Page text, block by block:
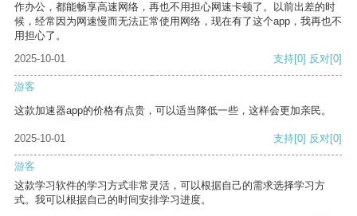
作办公，都能畅享高速网络，再也不用担心网速卡顿了。以前出差的时
候，经常因为网速慢而无法正常使用网络，现在有了这个app，我再也不
用担心了。
2025-10-01
支持[0] 反对[0]
游客
这款加速器app的价格有点贵，可以适当降低一些，这样会更加亲民。
2025-10-01 支持[0] 反对[0]
游客
这款学习软件的学习方式非常灵活，可以根据自己的需求选择学习方
式。我可以根据自己的时间安排学习进度。